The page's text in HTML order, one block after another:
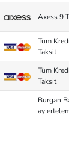
Axess 9
Tüm
Taksit
Tüm
Taksit
Burgan
ay